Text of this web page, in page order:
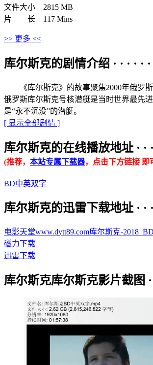
文件大小 2815 MB
片 长 117 Mins
>> 更多 <<
库尔斯克的剧情介绍 · · · · · ·
《库尔斯克》的故事聚焦2000年俄罗斯
俄罗斯库尔斯克号核潜艇是当时世界最先
是“永不沉没”的潜艇。
[ 显示全部剧情 ]
库尔斯克的在线播放地址 · · ·
(推荐， 本站专属下载器，点击下方链接 即
BD中英双字
库尔斯克的迅雷下载地址 · · ·
电影天堂www.dytt89.com库尔斯克-
磁力下载
迅雷下载
库尔斯克库尔斯克影片截图 · ·